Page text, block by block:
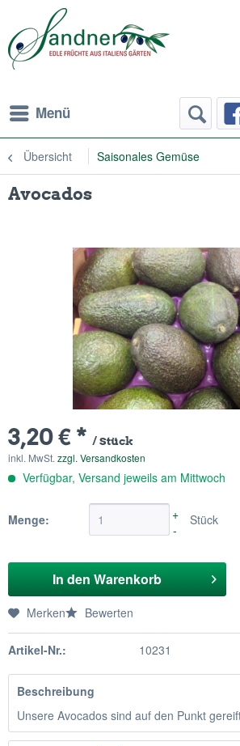
Menü
Übersicht Saisonales Gemüse
Avocados
3,20 € * / Stück
inkl. MwSt. zzgl. Versandkosten
Verfügbar, Versand jeweils am Mittwoch
Menge:
+
-
Stück
In den Warenkorb
Merken Bewerten
Artikel-Nr.: 10231
Beschreibung
Unsere Avocados sind auf den Punkt